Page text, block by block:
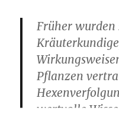
Früher wurden
Pflanzen
wertvolle